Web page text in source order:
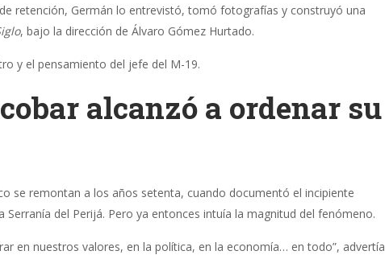
retención, Germán lo entrevistó, tomó fotografías y construyó una
, bajo la dirección de Álvaro Gómez Hurtado.
y el pensamiento del jefe del M-19.
alcanzó a ordenar su
se remontan a los años setenta, cuando documentó el incipiente
del Perijá. Pero ya entonces intuía la magnitud del fenómeno.
en nuestros valores, en la política, en la economía… en todo”, advertía